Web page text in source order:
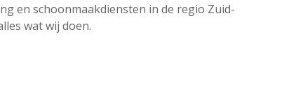
en schoonmaakdiensten in de regio Zuid-
wat wij doen.